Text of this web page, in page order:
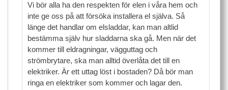
Vi bör alla ha den respekten för elen i våra hem och
inte ge oss på att försöka installera el själva. Så
länge det handlar om elsladdar, kan man altlid
bestämma själv hur sladdarna ska gå. Men när det
kommer till eldragningar, vägguttag och
strömbrytare, ska man alltid överlåta det till en
elektriker. Är ett uttag löst i bostaden? Då bör man
ringa en elektriker som kommer och lagar den.